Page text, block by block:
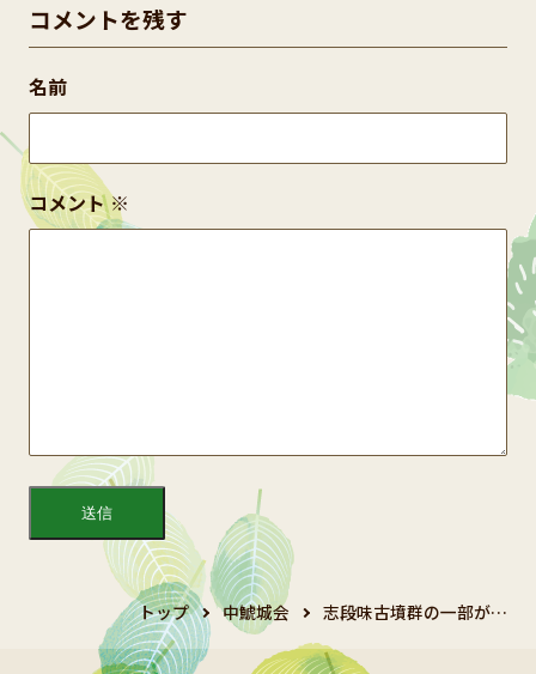
コメントを残す
コメント※
名前
トップ 中鯱城会 志段味古墳群の一部が…